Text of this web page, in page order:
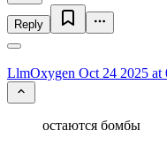
Reply
LlmOxygen Oct 24 2025 at
остаются бомбы